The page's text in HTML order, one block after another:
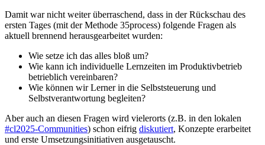
Damit war nicht weiter überraschend, dass in der Rückschau des
ersten Tages (mit der Methode 35process) folgende Fragen als
aktuell brennend herausgearbeitet wurden:
Wie setze ich das alles bloß um?
Wie kann ich individuelle Lernzeiten im Produktivbetrieb
betrieblich vereinbaren?
Wie können wir Lerner in die Selbststeuerung und
Selbstverantwortung begleiten?
Aber auch an diesen Fragen wird vielerorts (z.B. in den lokalen
#cl2025-Communities) schon eifrig diskutiert, Konzepte erarbeitet
und erste Umsetzungsinitiativen ausgetauscht.